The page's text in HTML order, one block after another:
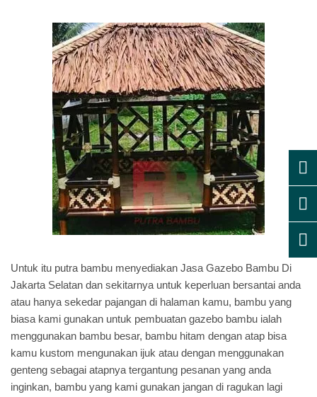
Untuk itu putra bambu menyediakan Jasa Gazebo Bambu Di
Jakarta Selatan dan sekitarnya untuk keperluan bersantai anda
atau hanya sekedar pajangan di halaman kamu, bambu yang
biasa kami gunakan untuk pembuatan gazebo bambu ialah
menggunakan bambu besar, bambu hitam dengan atap bisa
kamu kustom mengunakan ijuk atau dengan menggunakan
genteng sebagai atapnya tergantung pesanan yang anda
inginkan, bambu yang kami gunakan jangan di ragukan lagi